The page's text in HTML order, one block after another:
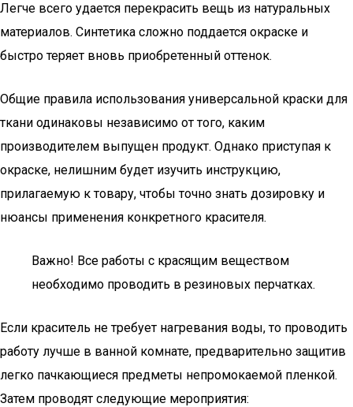
Легче всего удается перекрасить вещь из натуральных
материалов. Синтетика сложно поддается окраске и
быстро теряет вновь приобретенный оттенок.
Общие правила использования универсальной краски для
ткани одинаковы независимо от того, каким
производителем выпущен продукт. Однако приступая к
окраске, нелишним будет изучить инструкцию,
прилагаемую к товару, чтобы точно знать дозировку и
нюансы применения конкретного красителя.
Важно! Все работы с красящим веществом
необходимо проводить в резиновых перчатках.
Если краситель не требует нагревания воды, то проводить
работу лучше в ванной комнате, предварительно защитив
легко пачкающиеся предметы непромокаемой пленкой.
Затем проводят следующие мероприятия: